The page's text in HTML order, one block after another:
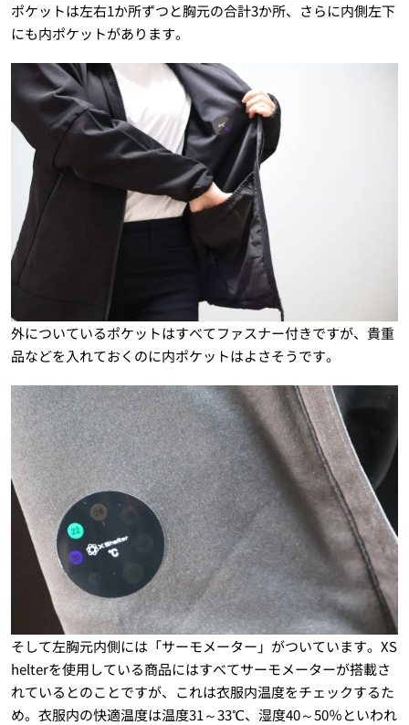
ポケットは左右1か所ずつと胸元の合計3か所、さらに内側左下
にも内ポケットがあります。
外についているポケットはすべてファスナー付きですが、貴重
品などを入れておくのに内ポケットはよさそうです。
そして左胸元内側には「サーモメーター」がついています。XS
helterを使用している商品にはすべてサーモメーターが搭載さ
れているとのことですが、これは衣服内温度をチェックするた
め。衣服内の快適温度は温度31～33℃、湿度40～50％といわれ